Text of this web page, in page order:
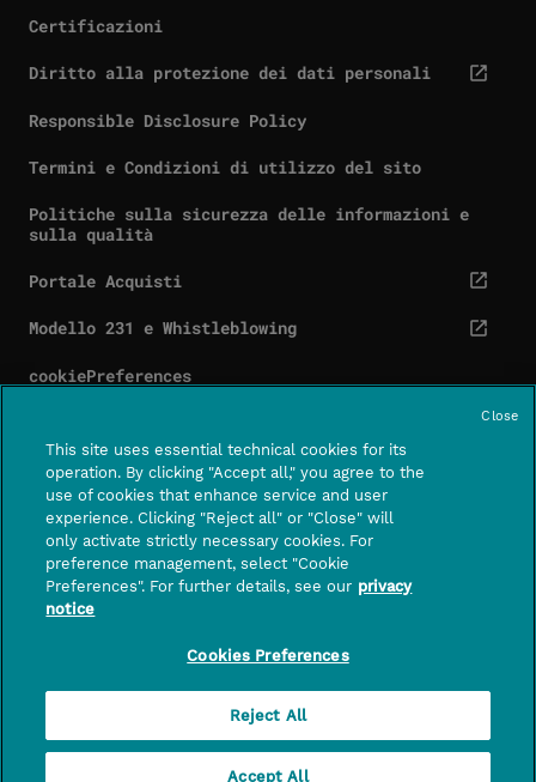
Certificazioni
Diritto alla protezione dei dati personali
cta.screenReaderExternal
Responsible Disclosure Policy
Termini e Condizioni di utilizzo del sito
Politiche sulla sicurezza delle informazioni e
sulla qualità
Portale Acquisti
cta.screenReaderExternal
Modello 231 e Whistleblowing
cta.screenReaderExternal
cookiePreferences
Contatti Centro assistenza
FOLLOWUS
PagoPA S.p.A. – società per azioni con socio unico
– capitale sociale di euro 1,000,000 interamente
CAP 00187 – n. di iscrizione a Registro Imprese di
Roma, CF e P.IVA 15376371009
This site uses essential technical cookies for its
operation. By clicking "Accept all," you agree to the
use of cookies that enhance service and user
experience. Clicking "Reject all" or "Close" will
only activate strictly necessary cookies. For
preference management, select "Cookie
Preferences". For further details, see our privacy
notice
Cookies Preferences
Reject All
Accept All
Close